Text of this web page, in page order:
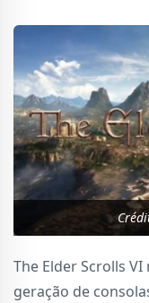
The Elder Scrolls
geração de